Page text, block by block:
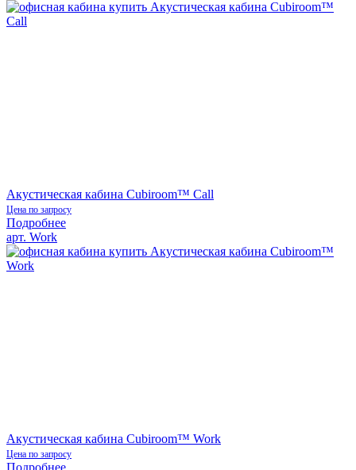
Акустическая кабина Cubiroom™ Call
Цена по запросу
Подробнее
арт. Work
Акустическая кабина Cubiroom™ Work
Цена по запросу
Подробнее